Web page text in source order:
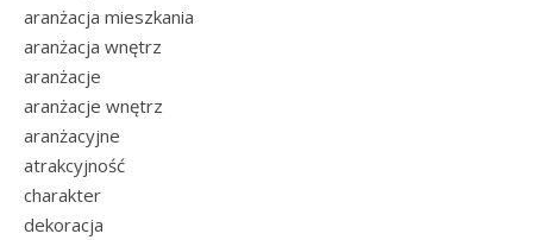
aranżacja mieszkania
aranżacja wnętrz
aranżacje
aranżacje wnętrz
aranżacyjne
atrakcyjność
charakter
dekoracja